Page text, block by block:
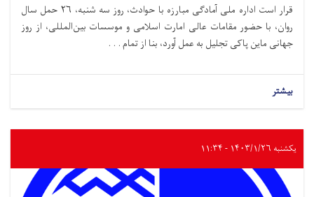
قرار است اداره ملی آمادگی مبارزه با حوادث،‌ روز سه شنبه، ۲۶ حمل سال
روان، با حضور مقامات عالی امارت اسلامی و موسسات بین‌المللی، از روز
جهانی ماین پاکی تجلیل به عمل آورد، بنا از تمام . . .
بیشتر
یکشنبه ۱۴۰۳/۱/۲۶ - ۱۱:۳۴